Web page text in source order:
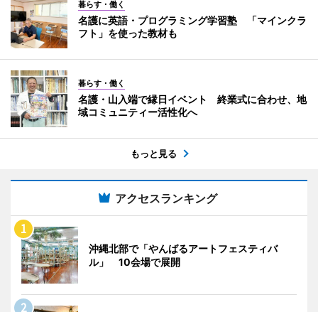
暮らす・働く
名護に英語・プログラミング学習塾 「マインクラ
フト」を使った教材も
暮らす・働く
名護・山入端で縁日イベント 終業式に合わせ、地
域コミュニティー活性化へ
もっと見る
アクセスランキング
沖縄北部で「やんばるアートフェスティバ
ル」 10会場で展開